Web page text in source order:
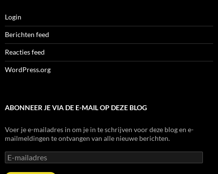
Login
Berichten feed
Reacties feed
WordPress.org
ABONNEER JE VIA DE E-MAIL OP DEZE BLOG
Voer je e-mailadres in om je in te schrijven voor deze blog en e-
mailmeldingen te ontvangen van alle nieuwe berichten.
E-
mailadres